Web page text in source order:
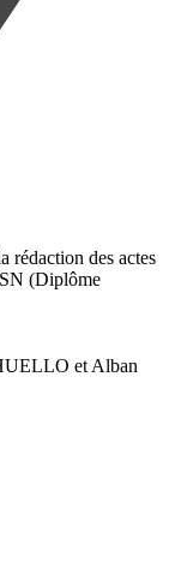
rédaction des actes
(Diplôme
et Alban